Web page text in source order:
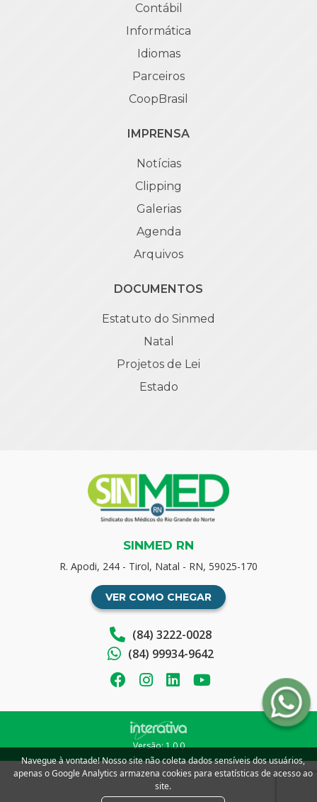
Contábil
Informática
Idiomas
Parceiros
CoopBrasil
IMPRENSA
Notícias
Clipping
Galerias
Agenda
Arquivos
DOCUMENTOS
Estatuto do Sinmed
Natal
Projetos de Lei
Estado
SINMED RN
R. Apodi, 244 - Tirol, Natal - RN, 59025-170
VER COMO CHEGAR
(84) 3222-0028
(84) 99934-9642
Versão: 1.0.0
Navegue à vontade! Nosso site não coleta dados sensíveis dos usuários,
apenas o Google Analytics armazena cookies para estatísticas de acesso ao
site.